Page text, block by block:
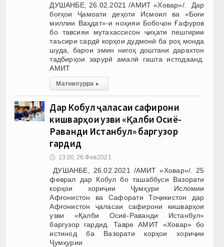
ДУШАНБЕ, 26.02.2021 /АМИТ «Ховар»/. Дар
боғҳои Ҷамоати деҳоти Исмоил ва «Боғи
миллии Ваҳдат»-и ноҳияи Бобоҷон Ғафуров
бо тавсияи мутахассисон ҷиҳати пешгирии
таъсири сардӣ корҳои дудмонӣ ба роҳ монда
шуда, барои эмин нигоҳ доштани дарахтон
тадбирҳои зарурӣ амалӣ гашта истодаанд.
АМИТ
Матни пурра ▸
Дар Кобул ҷаласаи сафирони
кишварҳои узви «Қалби Осиё-
Раванди Истанбул» баргузор
гардид
🕔 13:00, 26.Фев 2021
ДУШАНБЕ, 26.02.2021 /АМИТ «Ховар»/. 25
феврал дар Кобул бо ташаббуси Вазорати
корҳои хориҷии Ҷумҳури Исломии
Афғонистон ва Сафорати Тоҷикистон дар
Афғонистон ҷаласаи сафирони кишварҳои
узви «Қалби Осиё-Раванди Истанбул»
баргузор гардид. Тавре АМИТ «Ховар» бо
истинод ба Вазорати корҳои хориҷии
Ҷумҳурии